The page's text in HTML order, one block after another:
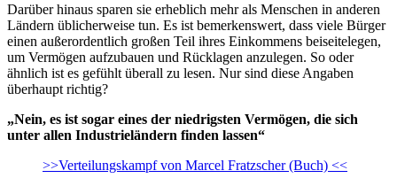
Darüber hinaus sparen sie erheblich mehr als Menschen in anderen
Ländern üblicherweise tun. Es ist bemerkenswert, dass viele Bürger
einen außerordentlich großen Teil ihres Einkommens beiseitelegen,
um Vermögen aufzubauen und Rücklagen anzulegen. So oder
ähnlich ist es gefühlt überall zu lesen. Nur sind diese Angaben
überhaupt richtig?
„Nein, es ist sogar eines der niedrigsten Vermögen, die sich
unter allen Industrieländern finden lassen“
>>Verteilungskampf von Marcel Fratzscher (Buch) <<